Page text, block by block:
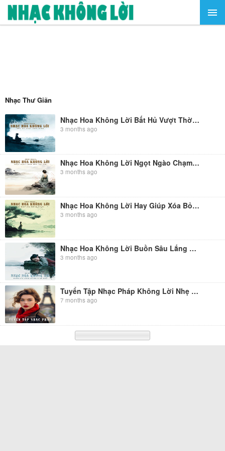
Nhạc Thư Giãn
Nhạc Hoa Không Lời Bất Hủ Vượt Thời Gian
3 months ago
Nhạc Hoa Không Lời Ngọt Ngào Chạm Đến Trái Tim
3 months ago
Nhạc Hoa Không Lời Hay Giúp Xóa Bỏ Ưu Phiền
3 months ago
Nhạc Hoa Không Lời Buồn Sâu Lắng Dễ Nghe Dễ Ngủ
3 months ago
Tuyển Tập Nhạc Pháp Không Lời Nhẹ Nhàng Lãng Mạn
7 months ago